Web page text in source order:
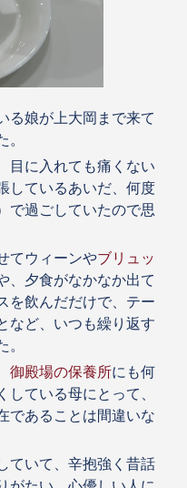
る娘が上大岡まで来て
。
目に入れても痛くない
しているあいだ、何度
で過ごしていたので思
てウィーンやブリュッ
、夕食がなかなか出て
を飲んだだけで、テー
など、いつも繰り返す
。
御殿場の保養所にも何
している母にとって、
であることは間違いな
ていて、辛抱強く昔話